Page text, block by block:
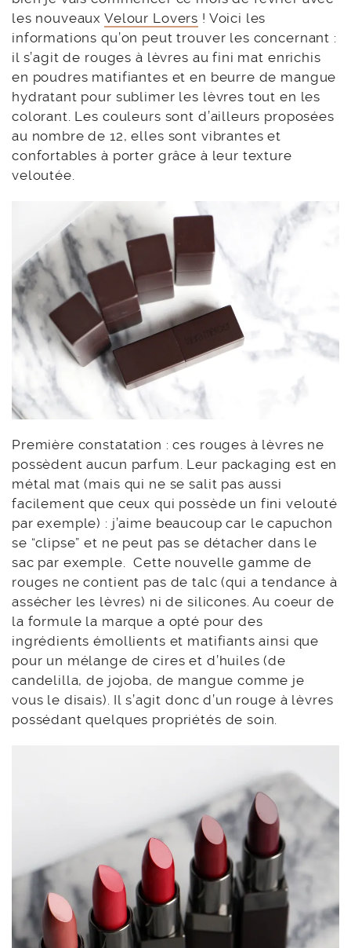
les nouveauxVelour Lovers ! Voici les
informations qu’on peut trouver les concernant :
il s’agit de rouges à lèvres au fini mat enrichis
en poudres matifiantes et en beurre de mangue
hydratant pour sublimer les lèvres tout en les
colorant. Les couleurs sont d’ailleurs proposées
au nombre de 12, elles sont vibrantes et
confortables à porter grâce à leur texture
veloutée.
Première constatation : ces rouges à lèvres ne
possèdent aucun parfum. Leur packaging est en
métal mat (mais qui ne se salit pas aussi
facilement que ceux qui possède un fini velouté
par exemple) : j’aime beaucoup car le capuchon
se “clipse” et ne peut pas se détacher dans le
sac par exemple. Cette nouvelle gamme de
rouges ne contient pas de talc (qui a tendance à
assécher les lèvres) ni de silicones. Au coeur de
la formule la marque a opté pour des
ingrédients émollients et matifiants ainsi que
pour un mélange de cires et d’huiles (de
candelilla, de jojoba, de mangue comme je
vous le disais). Il s’agit donc d’un rouge à lèvres
possédant quelques propriétés de soin.